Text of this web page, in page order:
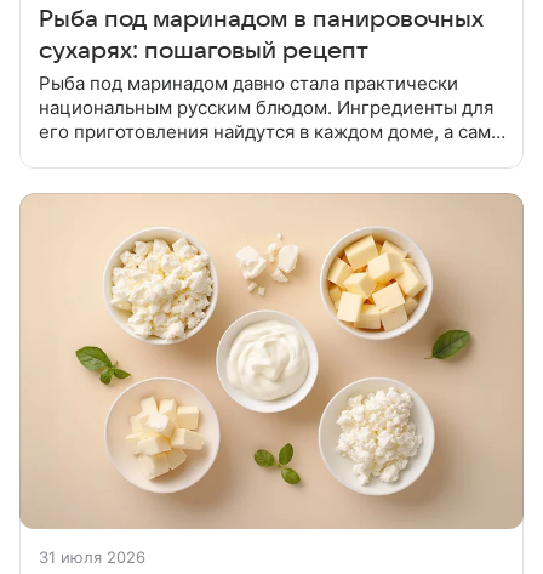
Рыба под маринадом в панировочных
сухарях: пошаговый рецепт
Рыба под маринадом давно стала практически
национальным русским блюдом. Ингредиенты для
его приготовления найдутся в каждом доме, а сама
31 июля 2026